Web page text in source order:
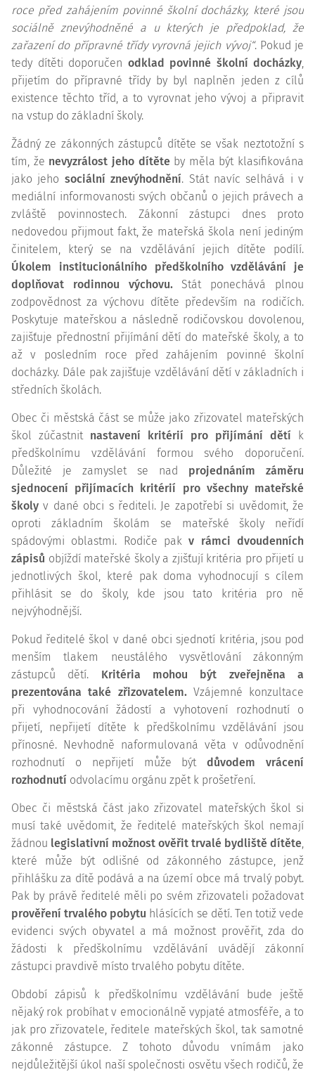
roce před zahájením povinné školní docházky, které jsou
sociálně znevýhodněné a u kterých je předpoklad, že
zařazení do přípravné třídy vyrovná jejich vývoj“. Pokud je
tedy dítěti doporučen odklad povinné školní docházky,
přijetím do přípravné třídy by byl naplněn jeden z cílů
existence těchto tříd, a to vyrovnat jeho vývoj a připravit
na vstup do základní školy.
Žádný ze zákonných zástupců dítěte se však neztotožní s
tím, že nevyzrálost jeho dítěteby měla být klasifikována
jako jeho sociální znevýhodnění. Stát navíc selhává i v
mediální informovanosti svých občanů o jejich právech a
zvláště povinnostech. Zákonní zástupci dnes proto
nedovedou přijmout fakt, že mateřská škola není jediným
činitelem, který se na vzdělávání jejich dítěte podílí.
Úkolem institucionálního předškolního vzdělávání je
doplňovat rodinnou výchovu.Stát ponechává plnou
zodpovědnost za výchovu dítěte především na rodičích.
Poskytuje mateřskou a následně rodičovskou dovolenou,
zajišťuje přednostní přijímání dětí do mateřské školy, a to
až v posledním roce před zahájením povinné školní
docházky. Dále pak zajišťuje vzdělávání dětí v základních i
středních školách.
Obec či městská část se může jako zřizovatel mateřských
škol zúčastnit nastavení kritérií pro přijímání dětí k
předškolnímu vzdělávání formou svého doporučení.
Důležité je zamyslet se nad projednáním záměru
sjednocení přijímacích kritérií pro všechny mateřské
školy v dané obci s řediteli. Je zapotřebí si uvědomit, že
oproti základním školám se mateřské školy neřídí
spádovými oblastmi. Rodiče pakv rámci dvoudenních
zápisů objíždí mateřské školy a zjišťují kritéria pro přijetí u
jednotlivých škol, které pak doma vyhodnocují s cílem
přihlásit se do školy, kde jsou tato kritéria pro ně
nejvýhodnější.
Pokud ředitelé škol v dané obci sjednotí kritéria, jsou pod
menším tlakem neustálého vysvětlování zákonným
zástupců dětí. Kritéria mohou být zveřejněna a
prezentována také zřizovatelem.Vzájemné konzultace
při vyhodnocování žádostí a vyhotovení rozhodnutí o
přijetí, nepřijetí dítěte k předškolnímu vzdělávání jsou
přínosné. Nevhodně naformulovaná věta v odůvodnění
rozhodnutí o nepřijetí může býtdůvodem vrácení
rozhodnutí odvolacímu orgánu zpět k prošetření.
Obec či městská část jako zřizovatel mateřských škol si
musí také uvědomit, že ředitelé mateřských škol nemají
žádnou legislativní možnost ověřit trvalé bydliště dítěte,
které může být odlišné od zákonného zástupce, jenž
přihlášku za dítě podává a na území obce má trvalý pobyt.
Pak by právě ředitelé měli po svém zřizovateli požadovat
prověření trvalého pobytu hlásících se dětí. Ten totiž vede
evidenci svých obyvatel a má možnost prověřit, zda do
žádosti k předškolnímu vzdělávání uvádějí zákonní
zástupci pravdivě místo trvalého pobytu dítěte.
Období zápisů k předškolnímu vzdělávání bude ještě
nějaký rok probíhat v emocionálně vypjaté atmosféře, a to
jak pro zřizovatele, ředitele mateřských škol, tak samotné
zákonné zástupce. Z tohoto důvodu vnímám jako
nejdůležitější úkol naší společnosti osvětu všech rodičů, že